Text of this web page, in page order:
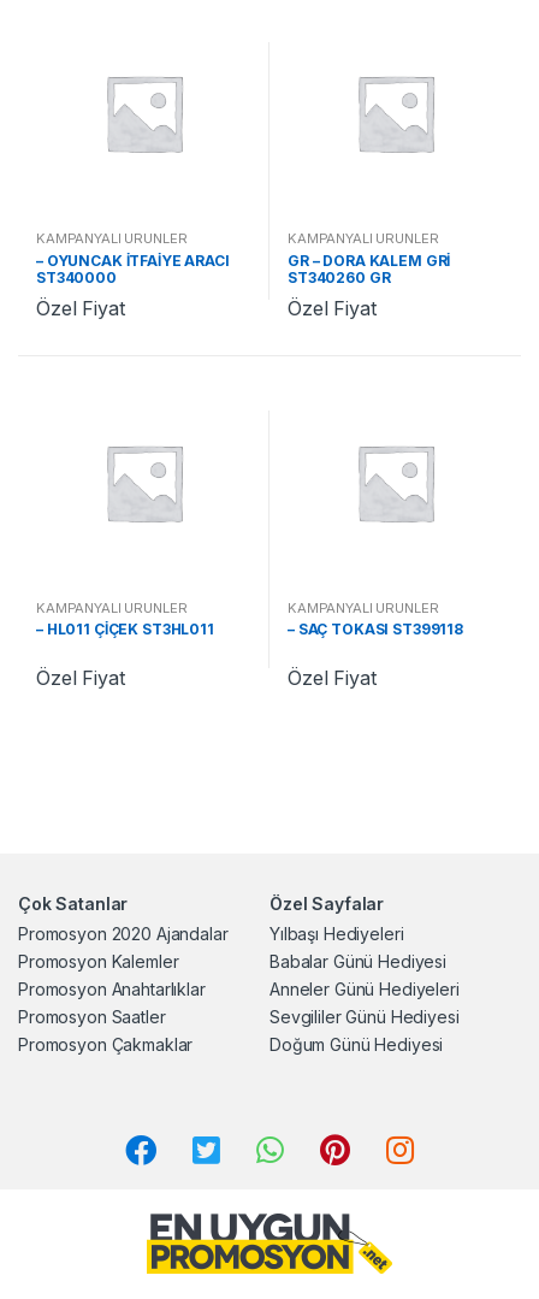
KAMPANYALI ÜRÜNLER
– OYUNCAK İTFAİYE ARACI
ST340000
Özel Fiyat
KAMPANYALI ÜRÜNLER
GR – DORA KALEM GRİ
ST340260 GR
Özel Fiyat
KAMPANYALI ÜRÜNLER
– HL011 ÇİÇEK ST3HL011
Özel Fiyat
KAMPANYALI ÜRÜNLER
– SAÇ TOKASI ST399118
Özel Fiyat
Çok Satanlar
Promosyon 2020 Ajandalar
Promosyon Kalemler
Promosyon Anahtarlıklar
Promosyon Saatler
Promosyon Çakmaklar
Özel Sayfalar
Yılbaşı Hediyeleri
Babalar Günü Hediyesi
Anneler Günü Hediyeleri
Sevgililer Günü Hediyesi
Doğum Günü Hediyesi